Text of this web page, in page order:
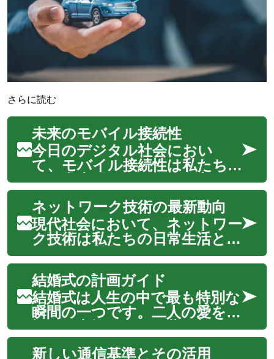
さらに読む
未来のモバイル接続性
今日のデジタル社会におい
て、モバイル接続性は私たち
の日常生活に不可欠な要素とな
っています。次世代の通信技術
である5Gは、従来のワイヤレ
ス通信を大きく進化させ、より
高速で信頼性の高いネットワー
ク体験を提供します。この技術
の導入により、モ...
ネットワーク技術の最新動向
現代社会において、ネットワー
ク技術は私たちの日常生活とビ
ジネスの基盤として不可欠な存
在となっています。特に、次世
代のモバイル通信規格である
5Gは、その革新的な能力によ
り、デジタル体験を根本的に変
革する可能性を秘めています。
この先進的な...
結婚式の計画ガイド
結婚式は人生の中で最も特別な
瞬間の一つです。二人の愛を祝
福し、家族や友人と共に新しい
人生の門出を迎えるこの日を、
新しい通信基準とその活用